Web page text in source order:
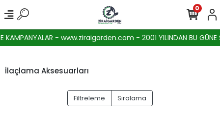
KAMPANYALAR - www.ziraigarden.com - 2001 YILINDAN BU GÜNE
0
İlaçlama Aksesuarları
Filtreleme Sıralama